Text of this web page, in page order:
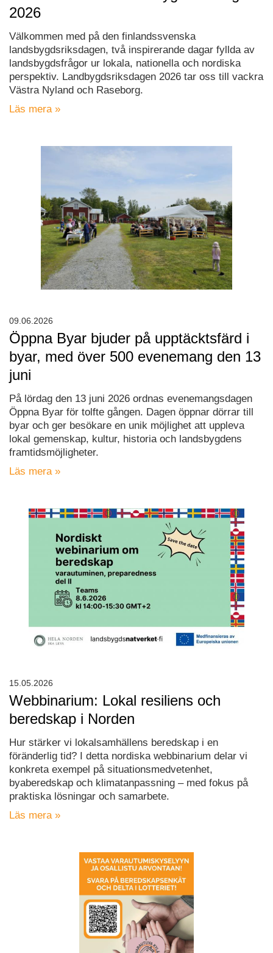
2026
Välkommen med på den finlandssvenska
landsbygdsriksdagen, två inspirerande dagar fyllda av
landsbygdsfrågor ur lokala, nationella och nordiska
perspektiv. Landbygdsriksdagen 2026 tar oss till vackra
Västra Nyland och Raseborg.
Läs mera »
Öppna Byar bjuder på upptäcktsfärd i
byar, med över 500 evenemang den 13
juni
På lördag den 13 juni 2026 ordnas evenemangsdagen
Öppna Byar för tolfte gången. Dagen öppnar dörrar till
byar och ger besökare en unik möjlighet att uppleva
lokal gemenskap, kultur, historia och landsbygdens
framtidsmöjligheter.
Läs mera »
09.06.2026
Webbinarium: Lokal resiliens och
beredskap i Norden
Hur stärker vi lokalsamhällens beredskap i en
föränderlig tid? I detta nordiska webbinarium delar vi
konkreta exempel på situationsmedvetenhet,
byaberedskap och klimatanpassning – med fokus på
praktiska lösningar och samarbete.
Läs mera »
15.05.2026